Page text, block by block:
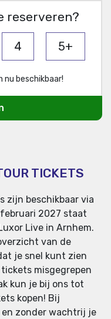
reserveren?
4 5+
nu beschikbaar!
TICKETS
zijn beschikbaar via
2027 staat
Live in Arnhem.
van de
je snel kunt zien
misgegrepen
kun je bij ons tot
kopen! Bij
en zonder wachtrij je